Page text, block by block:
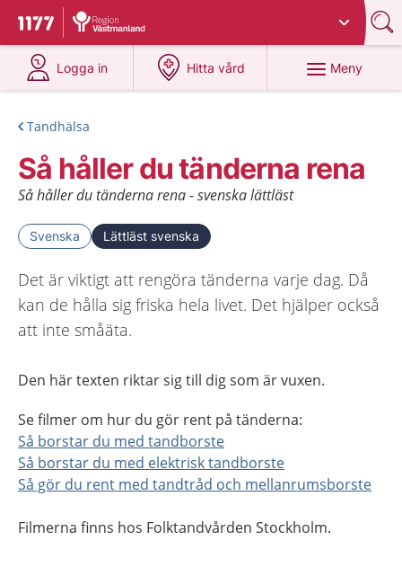
Till startsidan för 1177
Du har valt region
Logga in
på 1177.se
Hitta vård
på 1177.se
Meny
Tandhälsa
Så håller du tänderna rena
Så håller du tänderna rena - svenska lättläst
Svenska Lättläst svenska
Det är viktigt att rengöra tänderna varje dag. Då
kan de hålla sig friska hela livet. Det hjälper också
att inte småäta.
Den här texten riktar sig till dig som är vuxen.
Se filmer om hur du gör rent på tänderna:
Så borstar du med tandborste
Så borstar du med elektrisk tandborste
Så gör du rent med tandtråd och mellanrumsborste
Filmerna finns hos Folktandvården Stockholm.